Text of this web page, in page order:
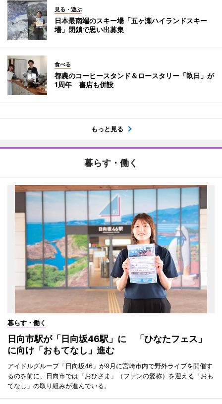
見る・遊ぶ
日本最南端のスキー場「五ヶ瀬ハイランドスキー
場」閉鎖で思い出募集
食べる
都農のコーヒースタンド＆ロースタリー「畝日」が
1周年 書店も併設
もっと見る
暮らす・働く
暮らす・働く
日向市駅が「日向坂46駅」に 「ひなたフェス」
に向け「おもてなし」進む
アイドルグループ「日向坂46」が9月に宮崎市内で野外ライブを開催す
るのを前に、日向市では「おひさま」（ファンの愛称）を迎える「おも
てなし」の取り組みが進んでいる。